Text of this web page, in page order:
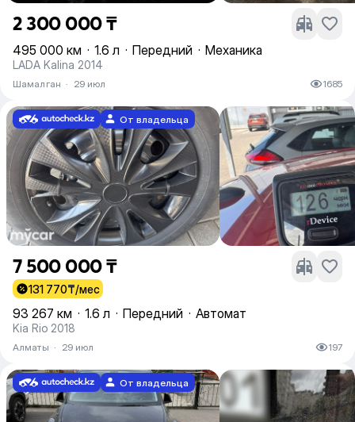
2 300 000 ₸
495 000 км · 1.6 л · Передний · Механика
LADA Kalina 2014
Шамалган · 29 июл 1685
От владельца
7 500 000 ₸
131 770₸/мес
93 267 км · 1.6 л · Передний · Автомат
Kia Rio 2018
Алматы · 29 июл 197
От владельца